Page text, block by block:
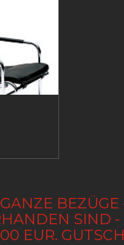
SIND
EUR.